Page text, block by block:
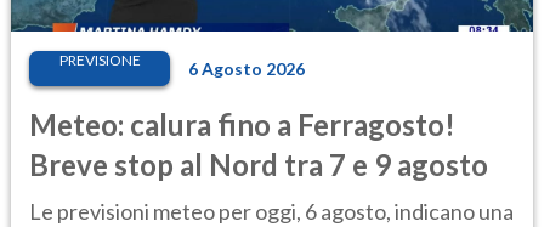
PREVISIONE 6 Agosto 2026
Meteo: calura fino a Ferragosto!
Breve stop al Nord tra 7 e 9 agosto
Le previsioni meteo per oggi, 6 agosto, indicano una